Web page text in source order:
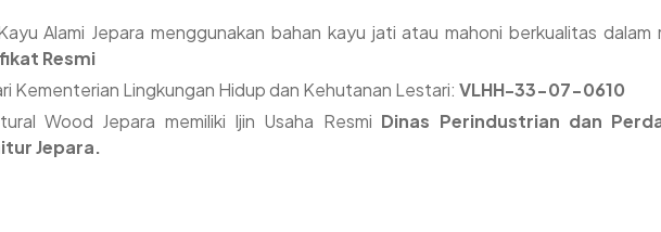
Alami Jepara menggunakan bahan kayu jati atau mahoni berkualitas
Resmi
Kementerian Lingkungan Hidup dan Kehutanan Lestari: VLHH-33-07-0610
Wood Jepara memiliki Ijin Usaha Resmi Dinas Perindustrian dan
Jepara.